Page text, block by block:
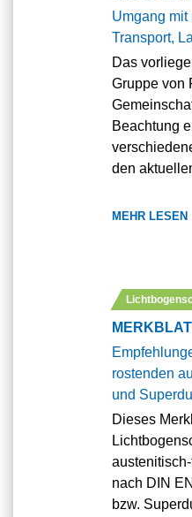
Umgang
Transport,
Das
Gruppe von
Beachtung
den
MEHR LESEN
rostenden
und
Dieses
nach DIN
bzw.